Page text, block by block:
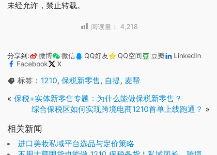
未经允许，禁止转载。
阅读量： 4,218
分享到: 微博 微信 QQ好友 QQ空间 豆瓣
LinkedIn
Facebook
X
标签： 1210, 保税新零售, 自提, 麦帮
« 保税+实体新零售专题：为什么能做保税新零售？
综合保税区如何实现跨境电商1210首单上线跑通？ »
相关新闻
进口美妆私域平台选品与定价策略